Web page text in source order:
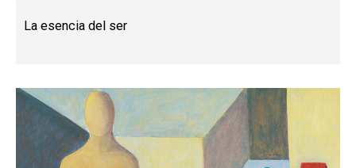
La esencia del ser